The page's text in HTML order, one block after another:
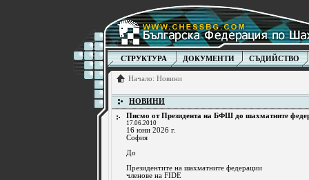
СТРУКТУРА ДОКУМЕНТИ СЪДИЙСТВО
Начало: Новини
НОВИНИ
Писмо от Президента на БФШ до шахматните
17.06.2010
16 юни 2026 г.
София
До
Президентите на шахматните федерации
членове на FIDE